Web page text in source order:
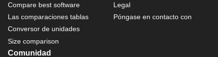
Compare best software
Las comparaciones tablas
Conversor de unidades
Size comparison
Legal
Póngase en contacto con
Comunidad